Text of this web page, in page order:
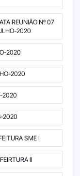
REUNIÃO Nº 07
2020
2020
2020
2020
2020
SME I
II